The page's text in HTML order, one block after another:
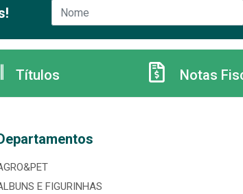
Títulos Notas
E FIGURINHAS